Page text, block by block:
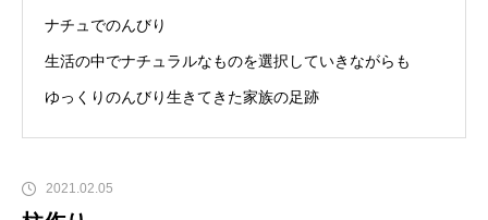
ナチュでのんびり
生活の中でナチュラルなものを選択していきながらも
ゆっくりのんびり生きてきた家族の足跡
2021.02.05